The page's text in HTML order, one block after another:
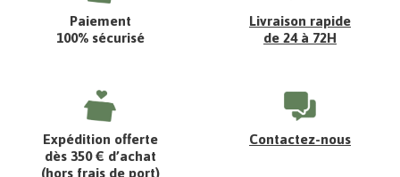
Paiement
100% sécurisé
Livraison rapide
de 24 à 72H
Expédition offerte
dès 350 € d’achat
Contactez-nous